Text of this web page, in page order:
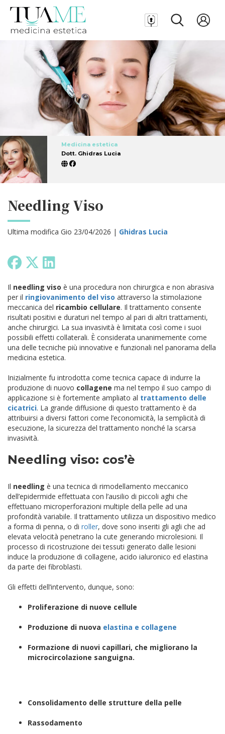
Medicina estetica
Dott. Ghidras Lucia
Needling Viso
Ultima modifica Gio 23/04/2026 | Ghidras Lucia
Il needling viso è una procedura non chirurgica e non abrasiva
per il ringiovanimento del viso attraverso la stimolazione
meccanica del ricambio cellulare. Il trattamento consente
risultati positivi e duraturi nel tempo al pari di altri trattamenti,
anche chirurgici. La sua invasività è limitata così come i suoi
possibili effetti collaterali. È considerata unanimemente come
una delle tecniche più innovative e funzionali nel panorama della
medicina estetica.
Inizialmente fu introdotta come tecnica capace di indurre la
produzione di nuovo collagene ma nel tempo il suo campo di
applicazione si è fortemente ampliato al trattamento delle
cicatrici. La grande diffusione di questo trattamento è da
attribuirsi a diversi fattori come l’economicità, la semplicità di
esecuzione, la sicurezza del trattamento nonché la scarsa
invasività.
Needling viso: cos’è
Il needling è una tecnica di rimodellamento meccanico
dell’epidermide effettuata con l’ausilio di piccoli aghi che
effettuano microperforazioni multiple della pelle ad una
profondità variabile. Il trattamento utilizza un dispositivo medico
a forma di penna, o di roller, dove sono inseriti gli agli che ad
elevata velocità penetrano la cute generando microlesioni. Il
processo di ricostruzione dei tessuti generato dalle lesioni
induce la produzione di collagene, acido ialuronico ed elastina
da parte dei fibroblasti.
Gli effetti dell’intervento, dunque, sono:
Proliferazione di nuove cellule
Produzione di nuova elastina e collagene
Formazione di nuovi capillari, che migliorano la
microcircolazione sanguigna.
Consolidamento delle strutture della pelle
Rassodamento